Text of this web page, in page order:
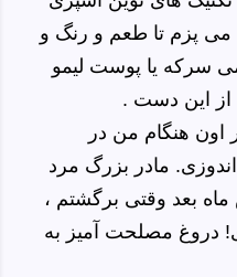
می پزم تا طعم و رنگ و
سرکه یا پوست لیمو
از این دست .
اون هنگام من در
مادر بزرگ مرد
بعد وقتی برگشتم ،
دروغ مصلحت آمیز به